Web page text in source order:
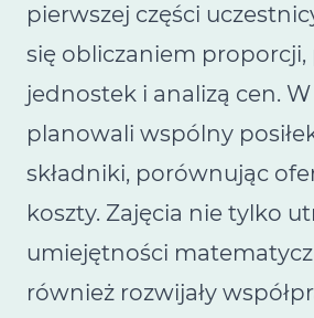
pierwszej części
się obliczaniem proporcji,
jednostek i analizą cen.
planowali wspólny
składniki, porównując
koszty. Zajęcia nie tylko
umiejętności
również rozwijały